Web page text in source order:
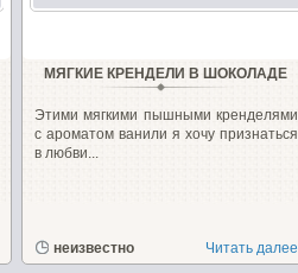
МЯГКИЕ КРЕНДЕЛИ В ШОКОЛАДЕ
Этими мягкими пышными кренделями
с ароматом ванили я хочу признаться
в любви...
неизвестно Читать далее